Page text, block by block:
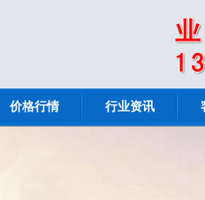
价格行情 行业资讯